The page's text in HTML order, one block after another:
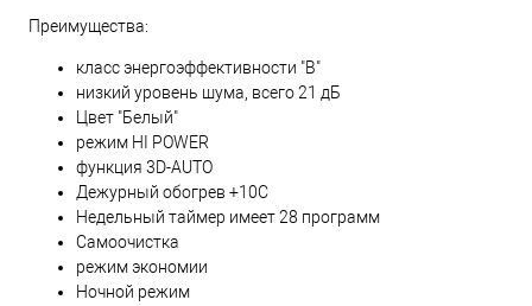
Преимущества:
класс энергоэффективности "B"
низкий уровень шума, всего 21 дБ
Цвет "Белый"
режим HI POWER
функция 3D-AUTO
Дежурный обогрев +10С
Недельный таймер имеет 28 программ
Самоочистка
режим экономии
Ночной режим